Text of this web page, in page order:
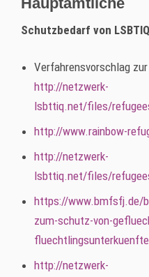
Schutzbedarf von
Verfahrensvorschlag
http://netzwerk-
lsbttiq.net/files/
http://www.rainbow-
http://netzwerk-
lsbttiq.net/files/
https://www.bmfsfj.de/
zum-schutz-von-
http://netzwerk-